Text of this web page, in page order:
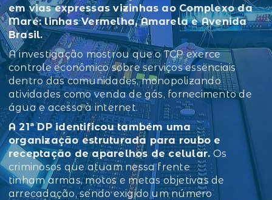
em vias expressas vizinhas ao Complexo da
Maré: linhas Vermelha, Amarela e Avenida
Brasil.
A investigação mostrou que o TCP exerce
controle econômico sobre serviços essenciais
dentro das comunidades, monopolizando
atividades como venda de gás, fornecimento de
água e acesso à internet.
A 21ª DP identificou também uma
organização estruturada para roubo e
receptação de aparelhos de celular.Os
criminosos que atuam nessa frente
tinham armas, motos e metas objetivas de
arrecadação, sendo exigido um número